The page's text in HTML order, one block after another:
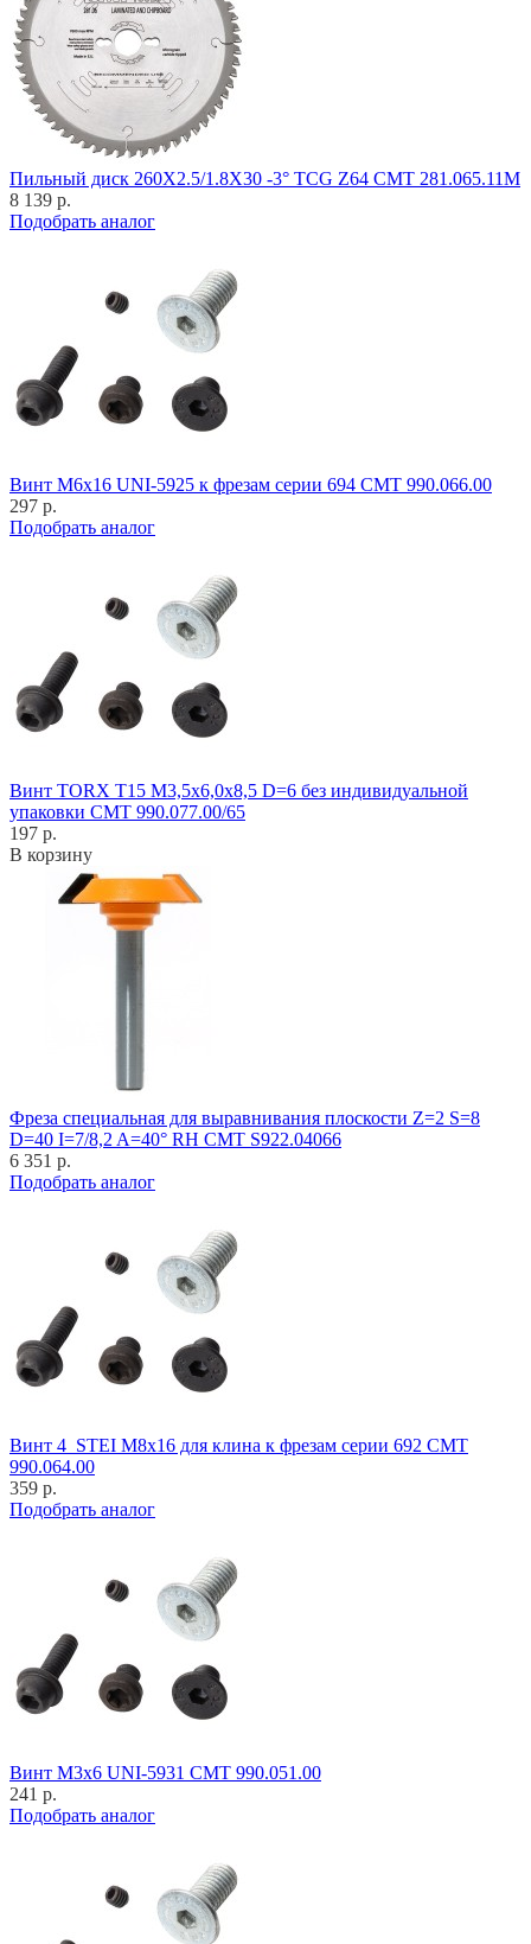
Пильный диск 260X2.5/1.8X30 -3° TCG Z64 CMT 281.065.11M
8 139 р.
Подобрать аналог
Винт M6x16 UNI-5925 к фрезам серии 694 CMT 990.066.00
297 р.
Подобрать аналог
Винт TORX T15 M3,5x6,0x8,5 D=6 без индивидуальной
упаковки CMT 990.077.00/65
197 р.
В корзину
Фреза специальная для выравнивания плоскости Z=2 S=8
D=40 I=7/8,2 A=40° RH CMT S922.04066
6 351 р.
Подобрать аналог
Винт 4_STEI M8x16 для клина к фрезам серии 692 CMT
990.064.00
359 р.
Подобрать аналог
Винт M3x6 UNI-5931 CMT 990.051.00
241 р.
Подобрать аналог